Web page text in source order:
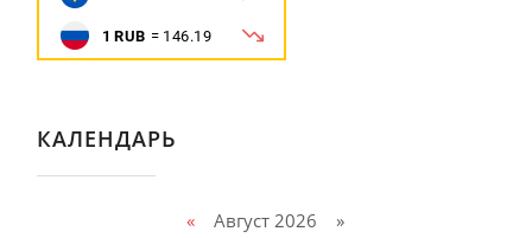
КАЛЕНДАРЬ
« Август 2026 »